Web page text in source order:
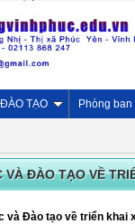
TẠO Phòng ban
ĐÀO TẠO VỀ
và Đào tạo về triển khai